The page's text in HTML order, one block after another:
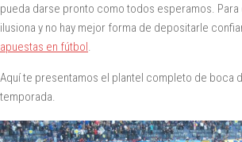
pueda darse pronto como todos esperamos. Para
ilusiona y no hay mejor forma de depositarle
apuestas en fútbol.
Aquí te presentamos el plantel completo de boca
temporada.